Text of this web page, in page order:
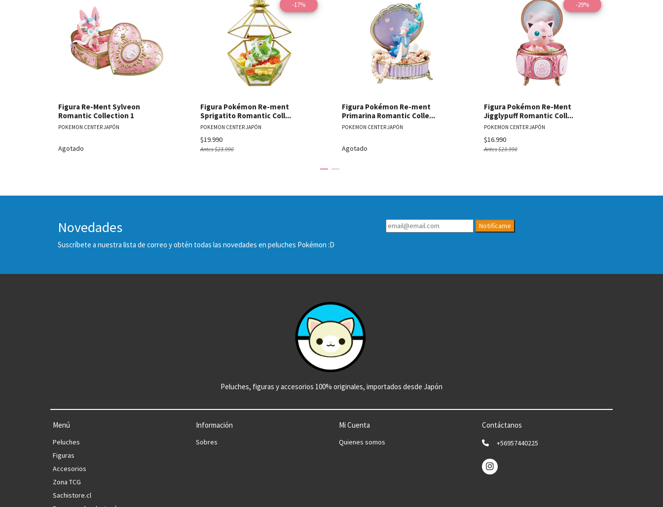
Figura Re-Ment Sylveon
Romantic Collection 1
POKEMON CENTER JAPÓN
Agotado
-17%
Ver detalles
Figura Pokémon Re-ment
Sprigatito Romantic Coll...
POKEMON CENTER JAPÓN
$19.990
Antes$23.990
Ver detalles
Figura Pokémon Re-ment
Primarina Romantic Colle...
POKEMON CENTER JAPÓN
Agotado
-29%
Ver detalles
Figura Pokémon Re-Ment
Jigglypuff Romantic Coll...
POKEMON CENTER JAPÓN
$16.990
Antes$23.990
Novedades
Suscríbete a nuestra lista de correo y obtén todas las novedades en peluches Pokémon :D
Notifícame
Peluches, figuras y accesorios 100% originales, importados desde Japón
Menú
Peluches
Figuras
Accesorios
Zona TCG
Sachistore.cl
Información
Sobres
Mi Cuenta
Quienes somos
Contáctanos
+56957440225